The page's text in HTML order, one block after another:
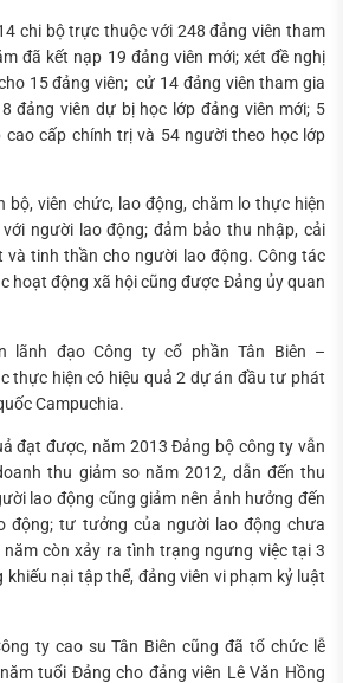
chi bộ trực thuộc với 248 đảng viên tham
đã kết nạp 19 đảng viên mới; xét đề nghị
15 đảng viên; cử 14 đảng viên tham gia
đảng viên dự bị học lớp đảng viên mới; 5
cao cấp chính trị và 54 người theo học lớp
bộ, viên chức, lao động, chăm lo thực hiện
người lao động; đảm bảo thu nhập, cải
và tinh thần cho người lao động. Công tác
hoạt động xã hội cũng được Đảng ủy quan
lãnh đạo Công ty cổ phần Tân Biên –
thực hiện có hiệu quả 2 dự án đầu tư phát
Campuchia.
đạt được, năm 2013 Đảng bộ công ty vẫn
thu giảm so năm 2012, dẫn đến thu
lao động cũng giảm nên ảnh hưởng đến
động; tư tưởng của người lao động chưa
còn xảy ra tình trạng ngưng việc tại 3
nại tập thể, đảng viên vi phạm kỷ luật
ty cao su Tân Biên cũng đã tổ chức lễ
tuổi Đảng cho đảng viên Lê Văn Hồng